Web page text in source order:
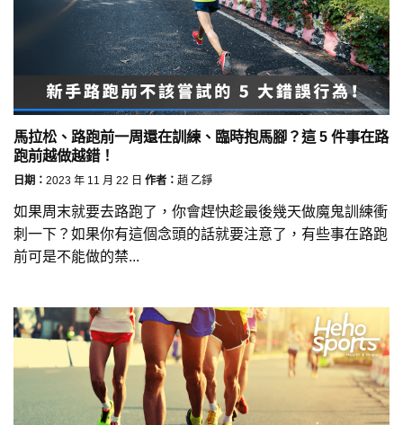
馬拉松、路跑前一周還在訓練、臨時抱馬腳？這 5 件事在路
跑前越做越錯！
日期： 2023 年 11 月 22 日 作者： 趙 乙錚
如果周末就要去路跑了，你會趕快趁最後幾天做魔鬼訓練衝
刺一下？如果你有這個念頭的話就要注意了，有些事在路跑
前可是不能做的禁...